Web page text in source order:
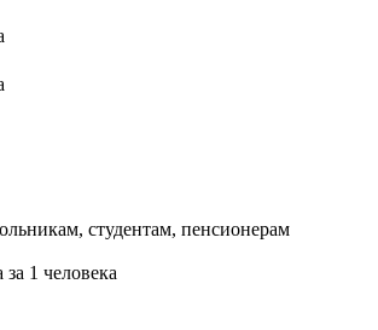
студентам, пенсионерам
1 человека